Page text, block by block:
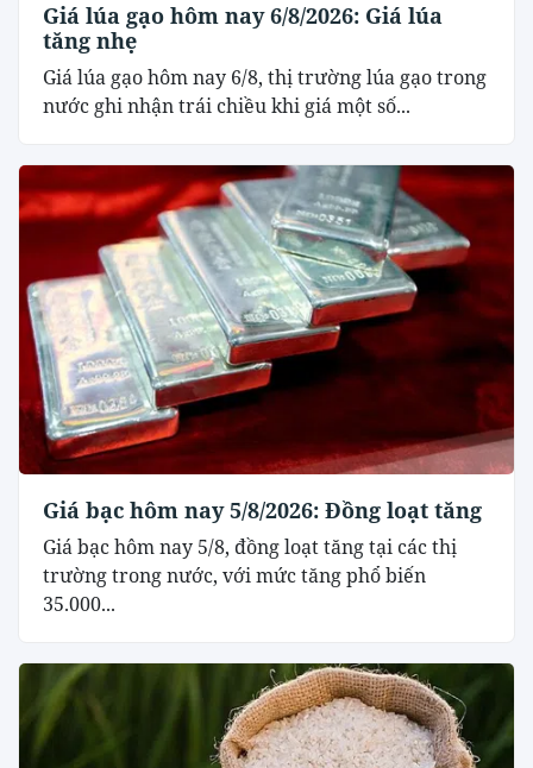
Giá lúa gạo hôm nay 6/8/2026: Giá lúa
tăng nhẹ
Giá lúa gạo hôm nay 6/8, thị trường lúa gạo trong
nước ghi nhận trái chiều khi giá một số...
Giá bạc hôm nay 5/8/2026: Đồng loạt tăng
Giá bạc hôm nay 5/8, đồng loạt tăng tại các thị
trường trong nước, với mức tăng phổ biến
35.000...